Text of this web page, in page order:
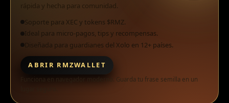
rápida y hecha para comunidad.
Soporte para XEC y tokens $RMZ.
Ideal para micro-pagos, tips y recompensas.
Diseñada para guardianes del Xolo en 12+ países.
ABRIR RMZWALLET
Funciona en navegador moderno. Guarda tu frase semilla en un